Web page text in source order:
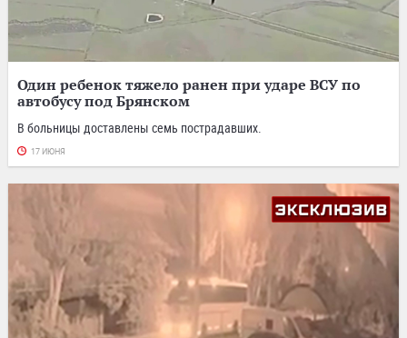
Один ребенок тяжело ранен при ударе ВСУ по
автобусу под Брянском
В больницы доставлены семь пострадавших.
17 ИЮНЯ